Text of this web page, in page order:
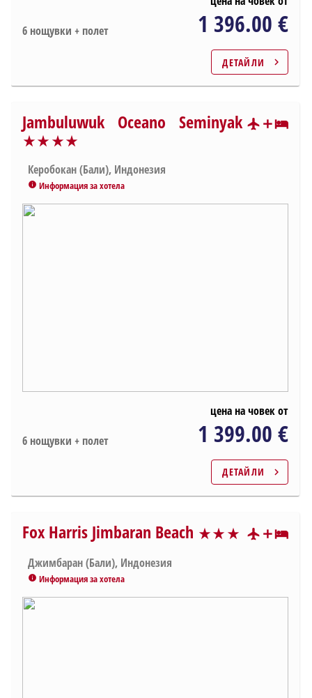
6 нощувки + полет 1 396.00 €
ДЕТАЙЛИ chevron_right
Jambuluwuk Oceano Seminyak
star_rate star_rate star_rate star_rate
Керобокан (Бали), Индонезия
info Информация за хотела
6 нощувки + полет
цена на човек от
1 399.00 €
ДЕТАЙЛИ chevron_right
Fox Harris Jimbaran Beach star_rate star_rate star_rate star_ratestar_ratestar_ratestar_rate
Джимбаран (Бали), Индонезия
info Информация за хотела